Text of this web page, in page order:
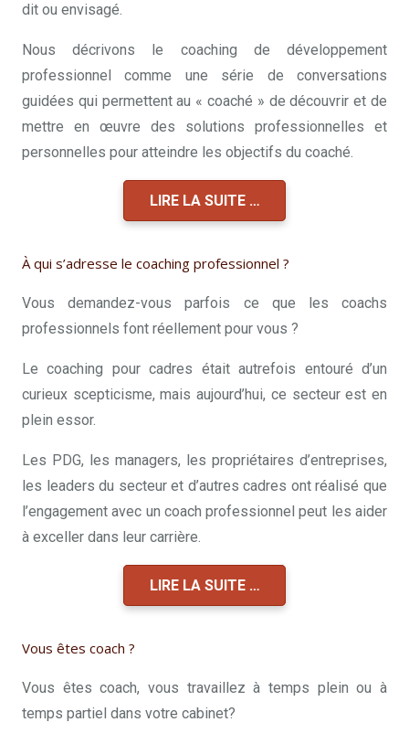
dit ou envisagé.
Nous décrivons le coaching de développement
professionnel comme une série de conversations
guidées qui permettent au « coaché » de découvrir et de
mettre en œuvre des solutions professionnelles et
personnelles pour atteindre les objectifs du coaché.
LIRE LA SUITE …
À qui s’adresse le coaching professionnel ?
Vous demandez-vous parfois ce que les coachs
professionnels font réellement pour vous ?
Le coaching pour cadres était autrefois entouré d’un
curieux scepticisme, mais aujourd’hui, ce secteur est en
plein essor.
Les PDG, les managers, les propriétaires d’entreprises,
les leaders du secteur et d’autres cadres ont réalisé que
l’engagement avec un coach professionnel peut les aider
à exceller dans leur carrière.
LIRE LA SUITE …
Vous êtes coach ?
Vous êtes coach, vous travaillez à temps plein ou à
temps partiel dans votre cabinet?